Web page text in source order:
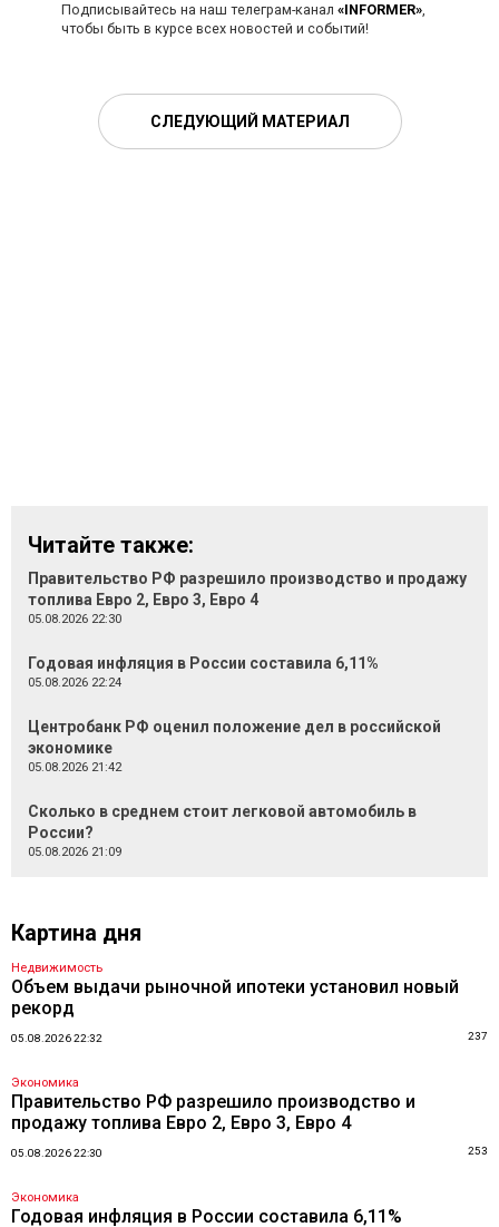
Подписывайтесь на наш телеграм-канал «INFORMER»,
чтобы быть в курсе всех новостей и событий!
СЛЕДУЮЩИЙ МАТЕРИАЛ
Читайте также:
Правительство РФ разрешило производство и продажу
топлива Евро 2, Евро 3, Евро 4
05.08.2026 22:30
Годовая инфляция в России составила 6,11%
05.08.2026 22:24
Центробанк РФ оценил положение дел в российской
экономике
05.08.2026 21:42
Сколько в среднем стоит легковой автомобиль в
России?
05.08.2026 21:09
Картина дня
Недвижимость
Объем выдачи рыночной ипотеки установил новый
рекорд
05.08.2026 22:32 237
Экономика
Правительство РФ разрешило производство и
продажу топлива Евро 2, Евро 3, Евро 4
05.08.2026 22:30 253
Экономика
Годовая инфляция в России составила 6,11%